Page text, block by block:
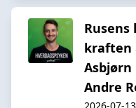
Rusens
kraften
Asbjørn
Andre